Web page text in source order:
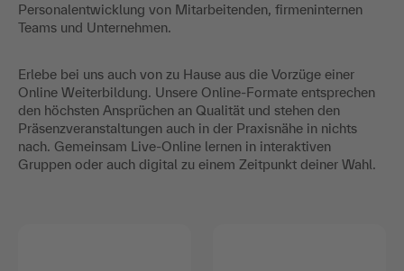
Personalentwicklung von Mitarbeitenden, firmeninternen
Teams und Unternehmen.
Erlebe bei uns auch von zu Hause aus die Vorzüge einer
Online Weiterbildung. Unsere Online-Formate entsprechen
den höchsten Ansprüchen an Qualität und stehen den
Präsenzveranstaltungen auch in der Praxisnähe in nichts
nach. Gemeinsam Live-Online lernen in interaktiven
Gruppen oder auch digital zu einem Zeitpunkt deiner Wahl.